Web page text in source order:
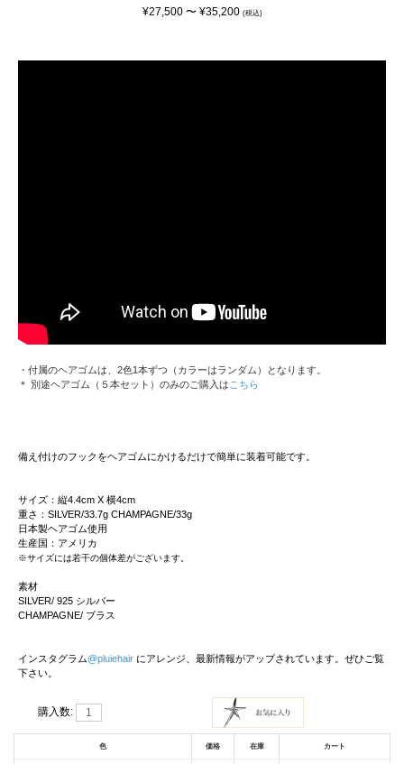
¥27,500 〜 ¥35,200 (税込)
・付属のヘアゴムは、2色1本ずつ（カラーはランダム）となります。
＊ 別途ヘアゴム（５本セット）のみのご購入は こちら
備え付けのフックをヘアゴムにかけるだけで簡単に装着可能です。
サイズ：縦4.4cm X 横4cm
重さ：SILVER/33.7g CHAMPAGNE/33g
日本製ヘアゴム使用
生産国：アメリカ
※サイズには若干の個体差がございます。
素材
SILVER/ 925 シルバー
CHAMPAGNE/ ブラス
インスタグラム@pluiehair にアレンジ、最新情報がアップされています。ぜひご覧
下さい。
購入数:
色 価格 在庫 カート